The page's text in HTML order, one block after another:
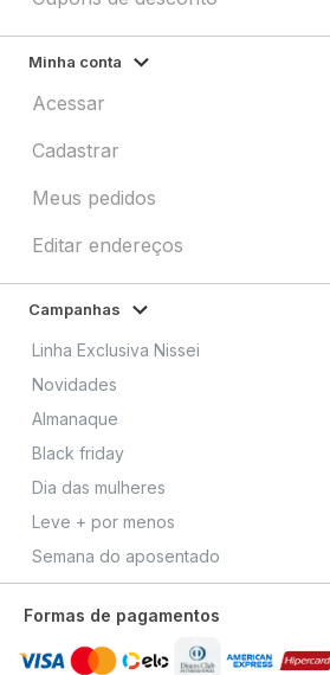
Minha conta
Acessar
Cadastrar
Meus pedidos
Editar endereços
Campanhas
Linha Exclusiva Nissei
Novidades
Almanaque
Black friday
Dia das mulheres
Leve + por menos
Semana do aposentado
Formas de pagamentos